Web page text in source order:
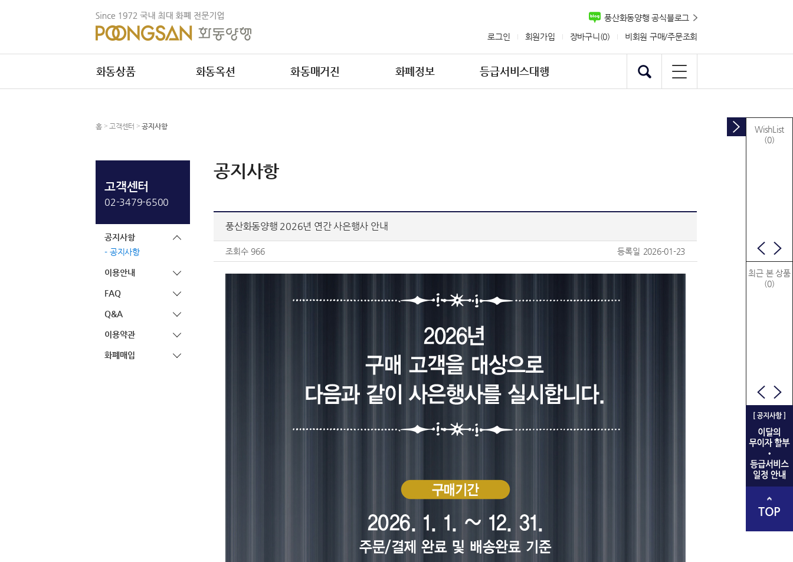
풍산화동양행 공식블로그
로그인 회원가입 장바구니(0) 비회원 구매/주문조회
화동상품 화동옥션 화동매거진 화폐정보 등급서비스대행
홈> 고객센터 >공지사항
고객센터
02-3479-6500
공지사항
공지사항
이용안내
FAQ
Q&A
이용약관
화폐매입
공지사항
풍산화동양행 2026년 연간 사은행사 안내
조회수 966 등록일 2026-01-23
WishList
(0)
최근 본 상품
(0)
TOP